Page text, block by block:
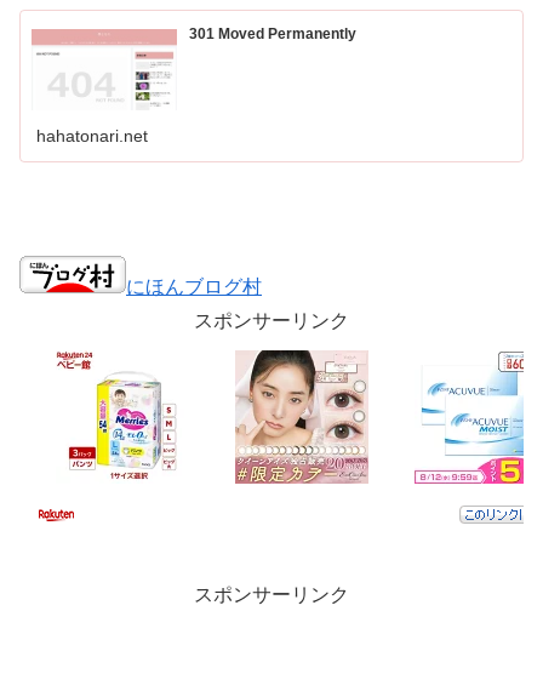
301 Moved Permanently
hahatonari.net
にほんブログ村
スポンサーリンク
スポンサーリンク